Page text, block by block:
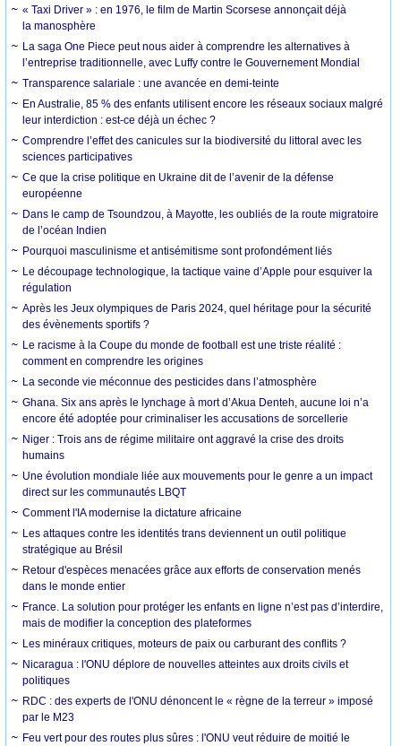
« Taxi Driver » : en 1976, le film de Martin Scorsese annonçait déjà
la manosphère
La saga One Piece peut nous aider à comprendre les alternatives à
l’entreprise traditionnelle, avec Luffy contre le Gouvernement Mondial
Transparence salariale : une avancée en demi-teinte
En Australie, 85 % des enfants utilisent encore les réseaux sociaux malgré
leur interdiction : est-ce déjà un échec ?
Comprendre l’effet des canicules sur la biodiversité du littoral avec les
sciences participatives
Ce que la crise politique en Ukraine dit de l’avenir de la défense
européenne
Dans le camp de Tsoundzou, à Mayotte, les oubliés de la route migratoire
de l’océan Indien
Pourquoi masculinisme et antisémitisme sont profondément liés
Le découpage technologique, la tactique vaine d’Apple pour esquiver la
régulation
Après les Jeux olympiques de Paris 2024, quel héritage pour la sécurité
des évènements sportifs ?
Le racisme à la Coupe du monde de football est une triste réalité :
comment en comprendre les origines
La seconde vie méconnue des pesticides dans l’atmosphère
Ghana. Six ans après le lynchage à mort d’Akua Denteh, aucune loi n’a
encore été adoptée pour criminaliser les accusations de sorcellerie
Niger : Trois ans de régime militaire ont aggravé la crise des droits
humains
Une évolution mondiale liée aux mouvements pour le genre a un impact
direct sur les communautés LBQT
Comment l'IA modernise la dictature africaine
Les attaques contre les identités trans deviennent un outil politique
stratégique au Brésil
Retour d'espèces menacées grâce aux efforts de conservation menés
dans le monde entier
France. La solution pour protéger les enfants en ligne n’est pas d’interdire,
mais de modifier la conception des plateformes
Les minéraux critiques, moteurs de paix ou carburant des conflits ?
Nicaragua : l'ONU déplore de nouvelles atteintes aux droits civils et
politiques
RDC : des experts de l'ONU dénoncent le « règne de la terreur » imposé
par le M23
Feu vert pour des routes plus sûres : l'ONU veut réduire de moitié le